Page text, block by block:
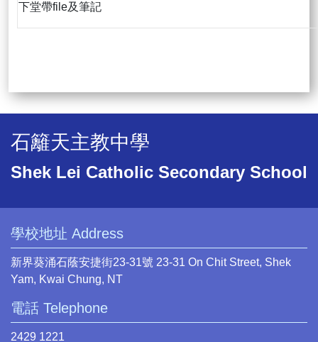
下堂帶file及筆記
石籬天主教中學
Shek Lei Catholic Secondary School
學校地址 Address
新界葵涌石蔭安捷街23-31號 23-31 On Chit Street, Shek
Yam, Kwai Chung, NT
電話 Telephone
2429 1221